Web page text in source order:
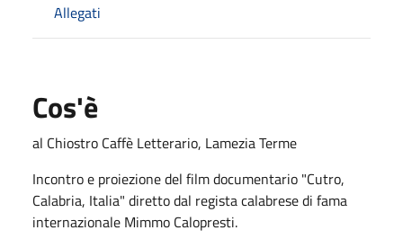
Allegati
Cos'è
al Chiostro Caffè Letterario, Lamezia Terme
Incontro e proiezione del film documentario "Cutro,
Calabria, Italia" diretto dal regista calabrese di fama
internazionale Mimmo Calopresti.